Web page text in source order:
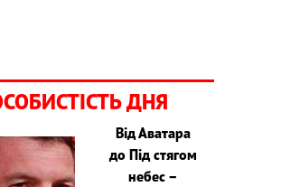
ДНЯ
Від Аватара
до Під стягом
небес –